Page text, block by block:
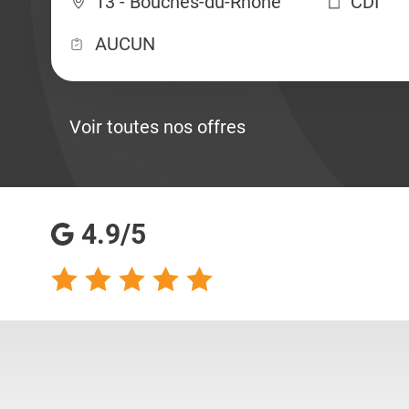
AUCUN
Voir toutes nos offres
4.9/5